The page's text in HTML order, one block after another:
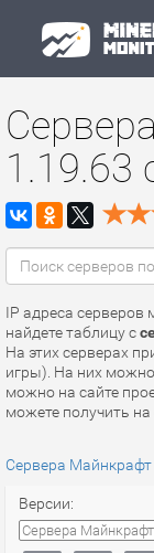
1.19.63
IP адреса серверов
найдете таблицу с
На этих серверах
игры). На них можно
можно на сайте
можете получить на
Сервера Майнкрафт
Версии:
Сервера Майнкрафт